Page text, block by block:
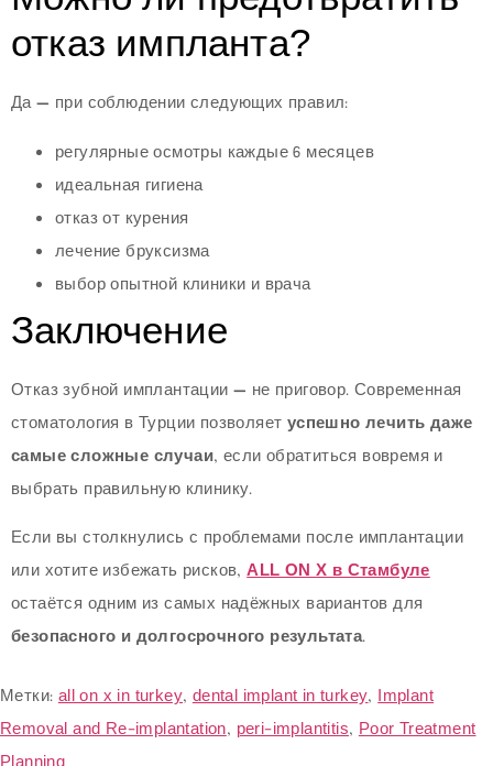
отказ импланта?
Да — при соблюдении следующих правил:
регулярные осмотры каждые 6 месяцев
идеальная гигиена
отказ от курения
лечение бруксизма
выбор опытной клиники и врача
Заключение
Отказ зубной имплантации — не приговор. Современная
стоматология в Турции позволяет успешно лечить даже
самые сложные случаи, если обратиться вовремя и
выбрать правильную клинику.
Если вы столкнулись с проблемами после имплантации
или хотите избежать рисков,ALL ON X в Стамбуле
остаётся одним из самых надёжных вариантов для
безопасного и долгосрочного результата.
Метки:all on x in turkey,dental implant in turkey,Implant
Removal and Re-implantation, peri-implantitis,Poor Treatment